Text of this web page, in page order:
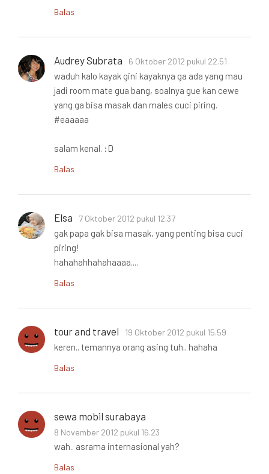
Balas
Audrey Subrata 6 Oktober 2012 pukul 22.51
waduh kalo kayak gini kayaknya ga ada yang mau
jadi room mate gua bang, soalnya gue kan cewe
yang ga bisa masak dan males cuci piring.
#eaaaaa
salam kenal. :D
Balas
Elsa 7 Oktober 2012 pukul 12.37
gak papa gak bisa masak, yang penting bisa cuci
piring!
hahahahhahahaaaa....
Balas
tour and travel 19 Oktober 2012 pukul 15.59
keren.. temannya orang asing tuh.. hahaha
Balas
sewa mobil surabaya
8 November 2012 pukul 16.23
wah.. asrama internasional yah?
Balas